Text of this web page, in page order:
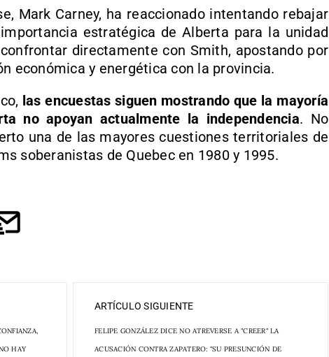
Mark Carney, ha reaccionado intentando rebajar
estratégica de Alberta para la unidad
directamente con Smith, apostando por
económica y energética con la provincia.
las encuestas siguen mostrando que la mayoría
no apoyan actualmente la independencia. No
una de las mayores cuestiones territoriales de
soberanistas de Quebec en 1980 y 1995.
HAY
ARTÍCULO SIGUIENTE
FELIPE GONZÁLEZ DICE NO ATREVERSE A "CREER" LA
ACUSACIÓN CONTRA ZAPATERO: "SU PRESUNCIÓN DE